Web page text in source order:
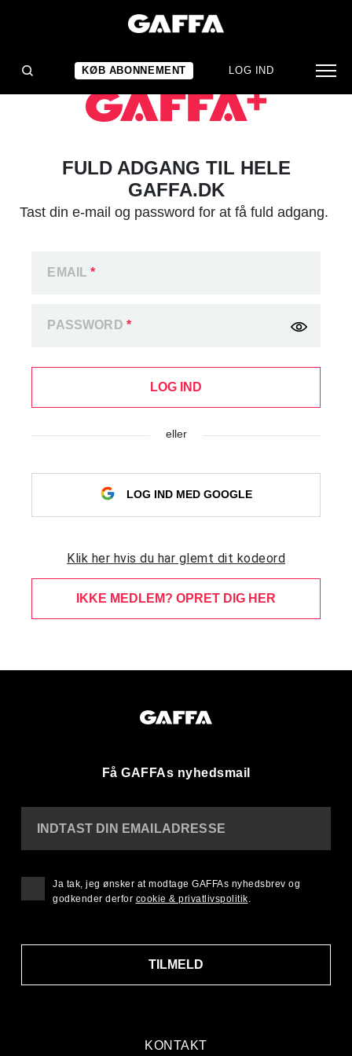
KØB ABONNEMENT LOG IND
FULD ADGANG TIL HELE
GAFFA.DK
Tast din e-mail og password for at få fuld adgang.
EMAIL*
PASSWORD *
LOG IND
eller
LOG IND MED GOOGLE
Klik her hvis du har glemt dit kodeord
IKKE MEDLEM? OPRET DIG HER
Få GAFFAs nyhedsmail
KONTAKT
INDTAST DIN EMAILADRESSE
TILMELD
Ja tak, jeg ønsker at modtage GAFFAs nyhedsbrev og
godkender derfor cookie & privatlivspolitik